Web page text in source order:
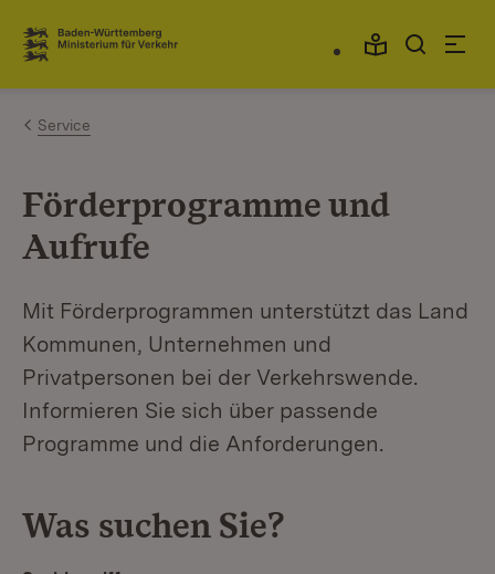
Zum Inhalt springen
Link zur Startseite
Service
Förderprogramme und
Aufrufe
Mit Förderprogrammen unterstützt das Land
Kommunen, Unternehmen und
Privatpersonen bei der Verkehrswende.
Informieren Sie sich über passende
Programme und die Anforderungen.
Was suchen Sie?